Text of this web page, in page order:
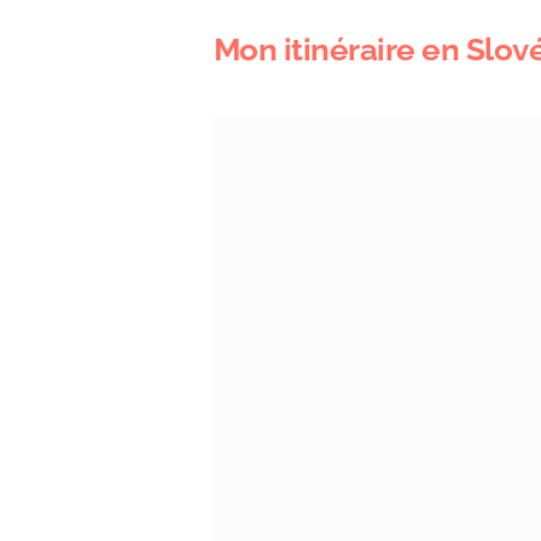
Mon itinéraire en